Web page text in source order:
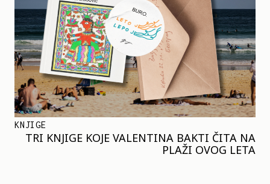
KNJIGE
TRI KNJIGE KOJE VALENTINA BAKTI ČITA NA
PLAŽI OVOG LETA